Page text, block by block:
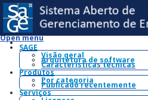
Open menu
SAGE
Visão geral
Arquitetura de software
Características técnicas
Produtos
Por categoria
Publicado recentemente
Serviços